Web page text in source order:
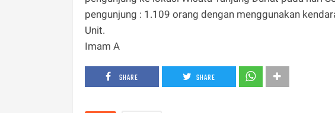
pengunjung : 1.109 orang dengan menggunakan
Unit.
Imam A
SHARE SHARE